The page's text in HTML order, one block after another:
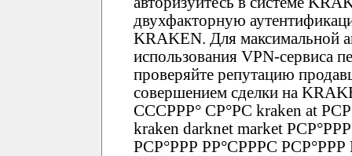
двухфакторную
KRAKEN. Для максимальной
использования VPN-сервиса
проверяйте репутацию
совершением сделки на
СССРРР° СР°РС kraken at
kraken darknet market
РСР°РРР РР°СРРРС